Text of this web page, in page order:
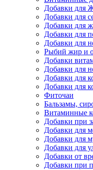
Добавки для
Добавки для
Добавки для
Добавки для
Добавки для
Рыбий жир и
Добавки
Добавки для
Добавки для
Добавки для
Фиточаи
Бальзамы,
Витаминные
Добавки при
Добавки для
Добавки для
Добавки для
Добавки от
Добавки при